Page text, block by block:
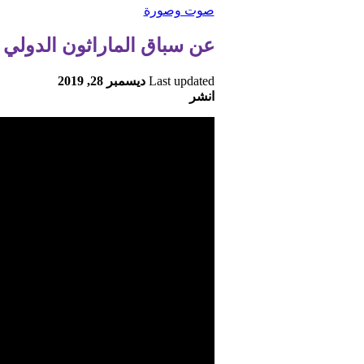
صوت وصورة
عن سباق الماراثون الدولي
Last updated ديسمبر 28, 2019
انشر